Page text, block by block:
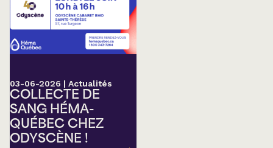
03-06-2026 | Actualités
COLLECTE DE
SANG HÉMA-
QUÉBEC CHEZ
ODYSCÈNE !